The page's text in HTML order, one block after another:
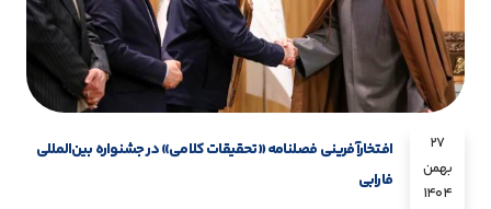
27
بهمن
1404
افتخارآفرینی فصلنامه «تحقیقات کلامی» در جشنواره بین‌المللی
فارابی